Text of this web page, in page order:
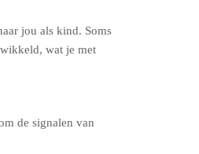
jou als kind. Soms
wat je met
de signalen van